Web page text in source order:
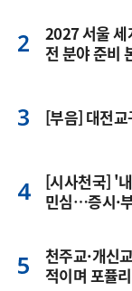
2027 서울
전 분야 준비
[부음] 대전교
[시사천국] '
민심…증시·
천주교·개신
적이며 포퓰